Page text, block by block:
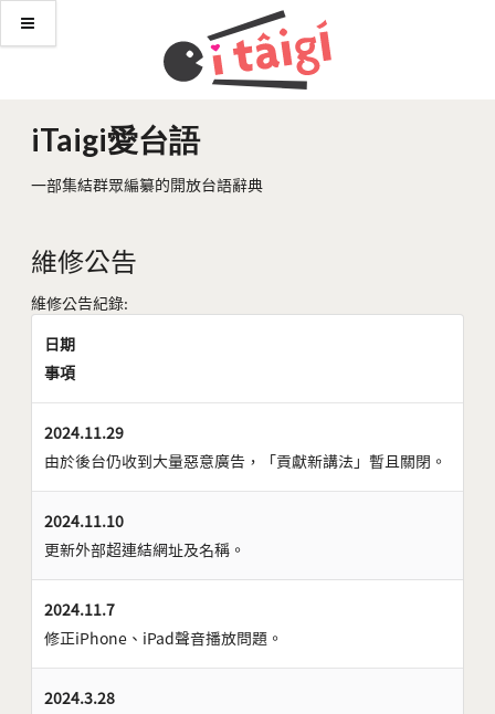
iTaigi愛台語
一部集結群眾編纂的開放台語辭典
維修公告
維修公告紀錄:
日期
事項
2024.11.29
由於後台仍收到大量惡意廣告，「貢獻新講法」暫且關閉。
2024.11.10
更新外部超連結網址及名稱。
2024.11.7
修正iPhone、iPad聲音播放問題。
2024.3.28